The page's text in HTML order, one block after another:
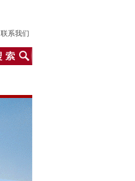
联系我们